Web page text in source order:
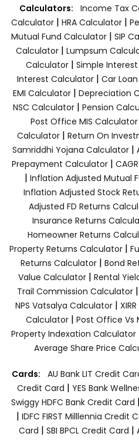
Calculators: Income Tax
Calculator | HRA Calculator |
Mutual Fund Calculator | SIP
Calculator | Lumpsum
Calculator| Simple
Interest Calculator| Car
EMI Calculator| Depreciation
NSC Calculator| Pension
Post Office MIS Calculator
Calculator| Return On
Samriddhi Yojana Calculator|
Prepayment Calculator |
| Inflation Adjusted Mutual
Inflation Adjusted Stock
Adjusted FD Returns
Insurance Returns
Homeowner Returns
Property Returns Calculator |
Returns Calculator | Bond
Value Calculator | Rental
Trail Commission Calculator|
NPS Vatsalya Calculator|
Calculator| Post Office Vs
Property Indexation Calculator
Average Share Price
Cards: AU Bank LIT Credit
Credit Card | YES Bank
Swiggy HDFC Bank Credit Card |
| IDFC FIRST Milllennia Credit
Card | SBI BPCL Credit Card |